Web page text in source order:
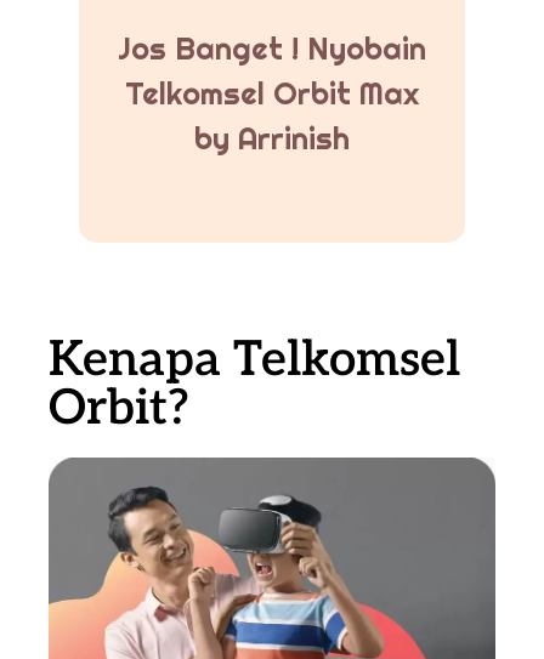
Jos Banget ! Nyobain
Telkomsel Orbit Max
by Arrinish
Kenapa Telkomsel
Orbit?